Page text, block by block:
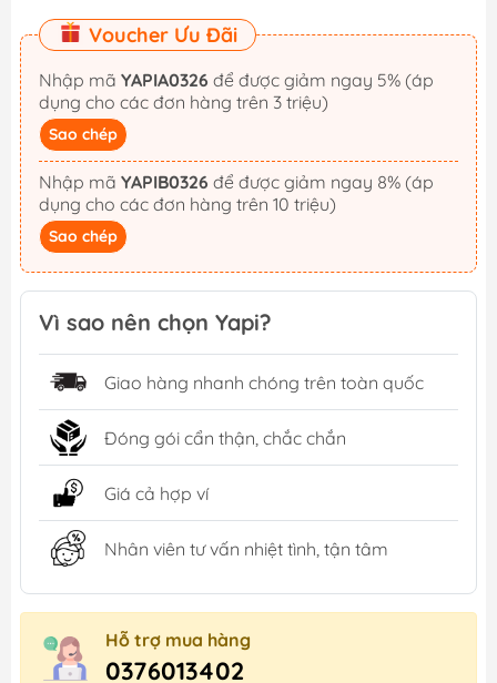
Voucher Ưu Đãi
Nhập mã YAPIA0326
dụng cho các đơn hàng trên 3 triệu)
Sao chép
Nhập mã YAPIB0326
dụng cho các đơn hàng trên 10 triệu)
Sao chép
Vì sao nên chọn Yapi?
Giao hàng nhanh chóng trên toàn quốc
Đóng gói cẩn thận, chắc chắn
Giá cả hợp ví
Nhân viên tư vấn nhiệt tình, tận tâm
Hỗ trợ mua hàng
0376013402